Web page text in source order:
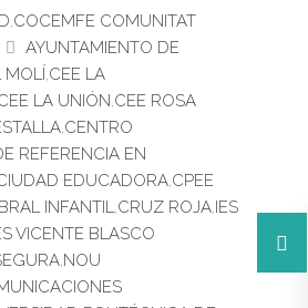
,COCEMFE COMUNITAT
AYUNTAMIENTO DE
MOLÍ,CEE LA
LA UNIÓN,CEE ROSA
,CENTRO
REFERENCIA EN
EDUCADORA,CPEE
INFANTIL,CRUZ ROJA,IES
VICENTE BLASCO
,NOU